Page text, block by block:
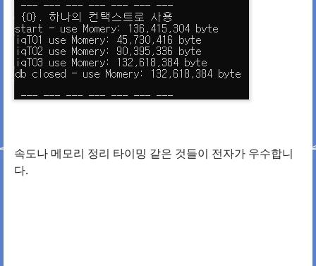
속도나 메모리 정리 타이밍 같은 것들이 전자가 우수합니
다.